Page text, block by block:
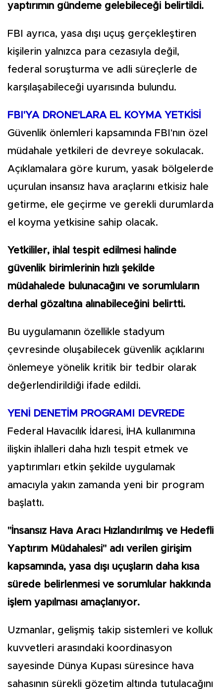
yaptırımın gündeme gelebileceği belirtildi.
FBI ayrıca, yasa dışı uçuş gerçekleştiren
kişilerin yalnızca para cezasıyla değil,
federal soruşturma ve adli süreçlerle de
karşılaşabileceği uyarısında bulundu.
FBI'YA DRONE'LARA EL KOYMA YETKİSİ
Güvenlik önlemleri kapsamında FBI'nın özel
müdahale yetkileri de devreye sokulacak.
Açıklamalara göre kurum, yasak bölgelerde
uçurulan insansız hava araçlarını etkisiz hale
getirme, ele geçirme ve gerekli durumlarda
el koyma yetkisine sahip olacak.
Yetkililer, ihlal tespit edilmesi halinde
güvenlik birimlerinin hızlı şekilde
müdahalede bulunacağını ve sorumluların
derhal gözaltına alınabileceğini belirtti.
Bu uygulamanın özellikle stadyum
çevresinde oluşabilecek güvenlik açıklarını
önlemeye yönelik kritik bir tedbir olarak
değerlendirildiği ifade edildi.
YENİ DENETİM PROGRAMI DEVREDE
Federal Havacılık İdaresi, İHA kullanımına
ilişkin ihlalleri daha hızlı tespit etmek ve
yaptırımları etkin şekilde uygulamak
amacıyla yakın zamanda yeni bir program
başlattı.
"İnsansız Hava Aracı Hızlandırılmış ve Hedefli
Yaptırım Müdahalesi" adı verilen girişim
kapsamında, yasa dışı uçuşların daha kısa
sürede belirlenmesi ve sorumlular hakkında
işlem yapılması amaçlanıyor.
Uzmanlar, gelişmiş takip sistemleri ve kolluk
kuvvetleri arasındaki koordinasyon
sayesinde Dünya Kupası süresince hava
sahasının sürekli gözetim altında tutulacağını